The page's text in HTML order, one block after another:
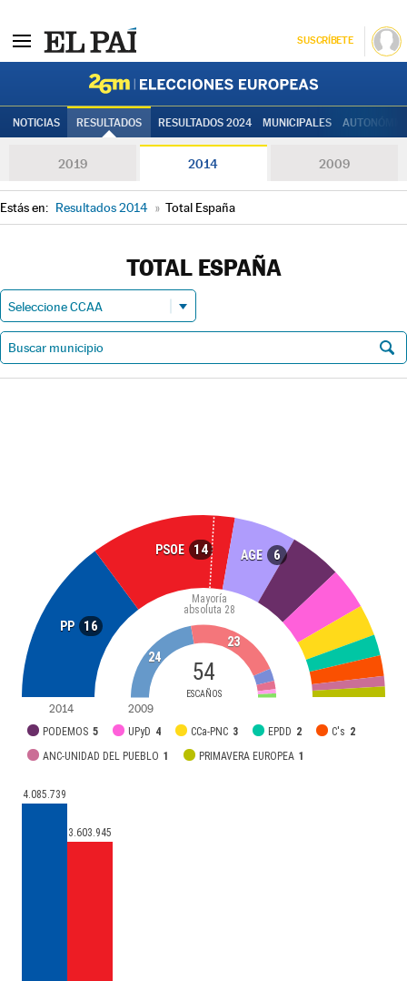
SUSCRÍBETE
NOTICIAS RESULTADOS RESULTADOS 2024 MUNICIPALES
2019 2014 2009
Estás en: Resultados 2014 » Total España
TOTAL ESPAÑA
PP 16
PSOE 14 AGE 6
54
ESCAÑOS
Mayoría
absoluta 28
PODEMOS 5 UPyD 4 CCa-PNC 3 EPDD 2 C's 2
ANC-UNIDAD DEL PUEBLO 1 PRIMAVERA EUROPEA 1
24
23
2014 2009
4.085.739
3.603.945